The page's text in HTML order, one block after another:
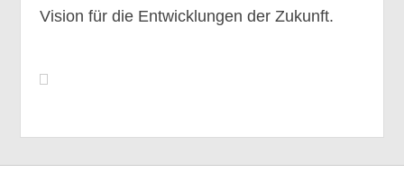
Vision für die Entwicklungen der Zukunft.